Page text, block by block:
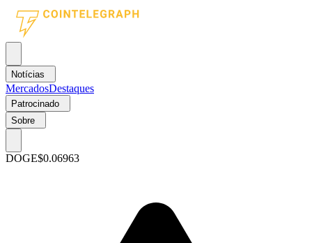
Notícias
MercadosDestaques
Patrocinado
Sobre
DOGE$0.06963